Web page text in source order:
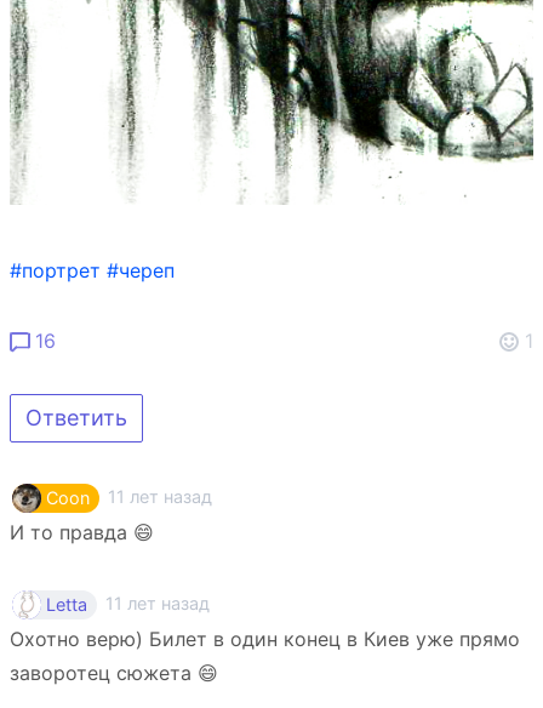
#портрет #череп
16 1
Ответить
Coon 11 лет назад
И то правда 😄
Letta 11 лет назад
Охотно верю) Билет в один конец в Киев уже прямо
заворотец сюжета 😄